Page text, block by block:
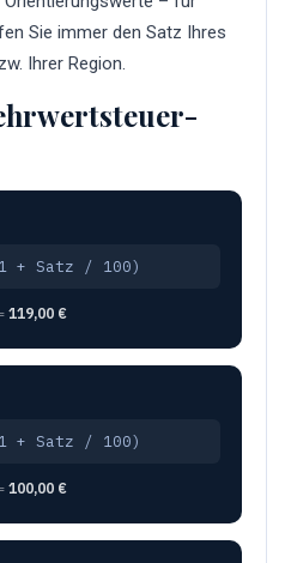
Sie immer den Satz Ihres
Ihrer Region.
+ Satz / 100)
119,00 €
+ Satz / 100)
100,00 €